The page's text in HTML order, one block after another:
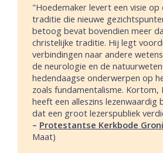
"Hoedemaker levert een visie op
traditie die nieuwe
betoog bevat bovendien meer
christelijke traditie. Hij legt
verbindingen naar andere
de neurologie en de
hedendaagse onderwerpen op
zoals fundamentalisme. Kortom,
heeft een alleszins lezenwaardig
dat een groot lezerspubliek
– Protestantse Kerkbode
Maat)